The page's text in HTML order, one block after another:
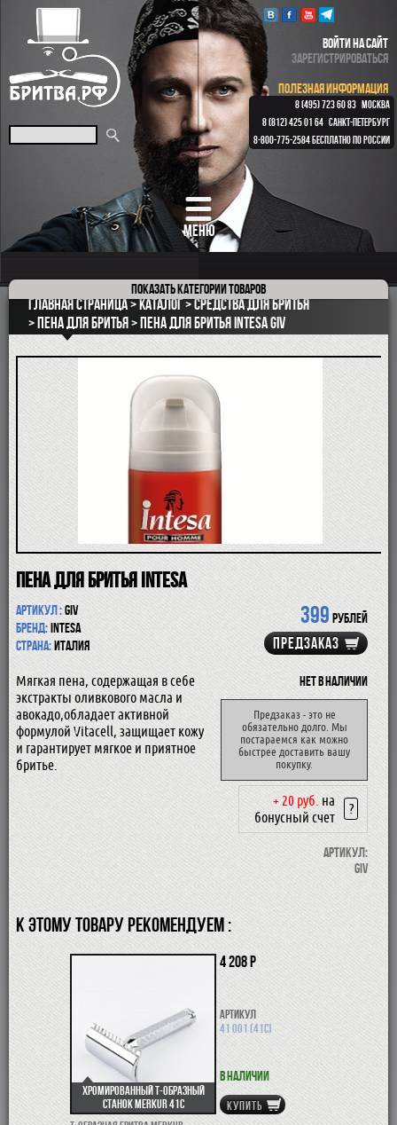
МЕНЮ
ВОЙТИ НА САЙТ
ЗАРЕГИСТРИРОВАТЬСЯ
ПОЛЕЗНАЯ ИНФОРМАЦИЯ
8 (495) 723 60 83 МОСКВА
8 (812) 425 01 64 САНКТ-ПЕТЕРБУРГ
8-800-775-2584 БЕСПЛАТНО ПО РОССИИ
Показатькатегории товаров
ПОДАРОЧНЫЕ НАБОРЫ
ОПАСНЫЕ БРИТВЫ
РЕМНИ
КЛАССИЧЕСКИЕ СТАНКИ
БРИТВЕННЫЕ НАБОРЫ
ПОМАЗКИ
СОВРЕМЕННЫЕ БРИТВЫ
ФУТЛЯРЫ
ДЛЯ БРИТЬЯ
ПОСЛЕ БРИТЬЯ
ДЛЯ БОРОДЫ И УСОВ
ДЛЯ ВОЛОС И ТЕЛА
ПАРФЮМ
ЧАШКИ
КОСМЕТИЧКИ
АКСЕССУАРЫ
МАНИКЮРНЫЕ ИНСТРУМЕНТЫ
СКИДКА
Главная страница Каталог
Средства для бритья
Пена для бритья
Пена для бритья Intesa GIV
Пена для бритья Intesa
399 рублей
ПРЕДЗАКАЗ
Нет в наличии
Предзаказ - это не
обязательно долго. Мы
постараемся как можно
быстрее доставить вашу
покупку.
+ 20 руб.на
бонусный счет
?
Артикул:
GIV
Артикул :GIV
Бренд:Intesa
Страна:Италия
Мягкая пена, содержащая в себе
экстракты оливкового масла и
авокадо,обладает активной
формулой Vitacell, защищает кожу
и гарантирует мягкое и приятное
бритье.
К ЭТОМУ ТОВАРУ РЕКОМЕНДУЕМ :
Хромированный Т-образный
станок Merkur 41C
4 208 р
Артикул
41 001 (41С)
В наличии
КУПИТЬ